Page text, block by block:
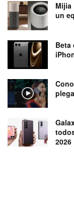
Mijia
un
Beta
2026